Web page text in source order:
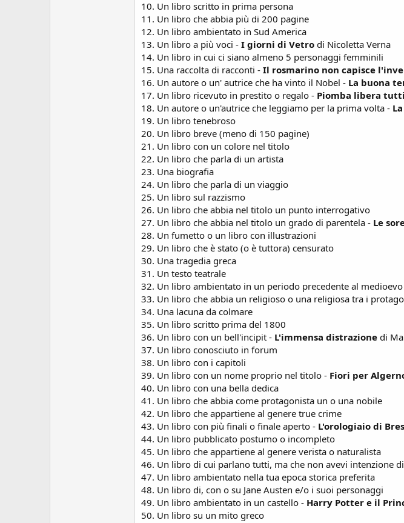
10. Un libro scritto in prima persona
11. Un libro che abbia più di 200 pagine
12. Un libro ambientato in Sud America
13. Un libro a più voci - I giorni di Vetro di Nicoletta Verna
14. Un libro in cui ci siano almeno 5 personaggi femminili
15. Una raccolta di racconti - Il rosmarino non capisce
16. Un autore o un' autrice che ha vinto il Nobel - La buona
17. Un libro ricevuto in prestito o regalo - Piomba libera tutti
18. Un autore o un'autrice che leggiamo per la prima volta -
19. Un libro tenebroso
20. Un libro breve (meno di 150 pagine)
21. Un libro con un colore nel titolo
22. Un libro che parla di un artista
23. Una biografia
24. Un libro che parla di un viaggio
25. Un libro sul razzismo
26. Un libro che abbia nel titolo un punto interrogativo
27. Un libro che abbia nel titolo un grado di parentela - Le
28. Un fumetto o un libro con illustrazioni
29. Un libro che è stato (o è tuttora) censurato
30. Una tragedia greca
31. Un testo teatrale
32. Un libro ambientato in un periodo precedente al medioevo
33. Un libro che abbia un religioso o una religiosa tra i
34. Una lacuna da colmare
35. Un libro scritto prima del 1800
36. Un libro con un bell'incipit - L'immensa distrazione di
37. Un libro conosciuto in forum
38. Un libro con i capitoli
39. Un libro con un nome proprio nel titolo - Fiori per
40. Un libro con una bella dedica
41. Un libro che abbia come protagonista un o una nobile
42. Un libro che appartiene al genere true crime
43. Un libro con più finali o finale aperto - L'orologiaio di
44. Un libro pubblicato postumo o incompleto
45. Un libro che appartiene al genere verista o naturalista
46. Un libro di cui parlano tutti, ma che non avevi intenzione
47. Un libro ambientato nella tua epoca storica preferita
48. Un libro di, con o su Jane Austen e/o i suoi personaggi
49. Un libro ambientato in un castello - Harry Potter e il
50. Un libro su un mito greco